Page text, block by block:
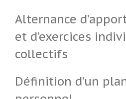
Alternance
et d’exercices
collectifs
Définition d’un